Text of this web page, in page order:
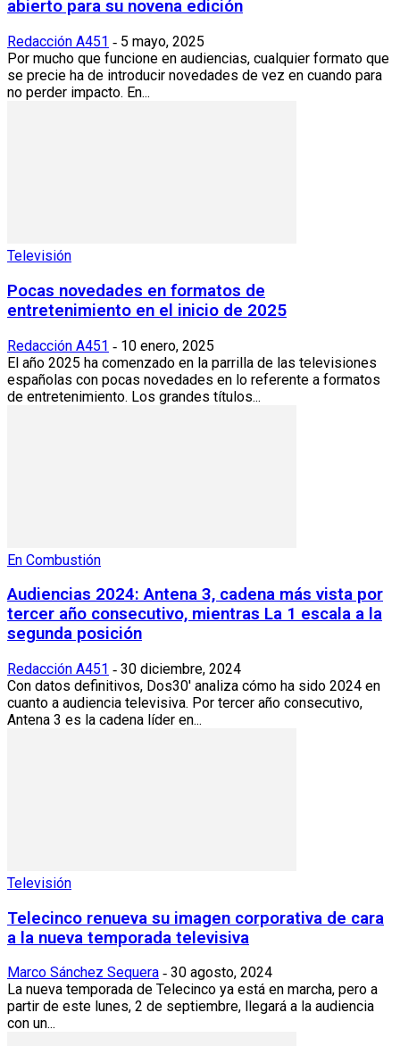
abierto para su novena edición
Redacción A451 - 5 mayo, 2025
Por mucho que funcione en audiencias, cualquier formato que
se precie ha de introducir novedades de vez en cuando para
no perder impacto. En...
Televisión
Pocas novedades en formatos de
entretenimiento en el inicio de 2025
Redacción A451 - 10 enero, 2025
El año 2025 ha comenzado en la parrilla de las televisiones
españolas con pocas novedades en lo referente a formatos
de entretenimiento. Los grandes títulos...
En Combustión
Audiencias 2024: Antena 3, cadena más vista por
tercer año consecutivo, mientras La 1 escala a la
segunda posición
Redacción A451 - 30 diciembre, 2024
Con datos definitivos, Dos30' analiza cómo ha sido 2024 en
cuanto a audiencia televisiva. Por tercer año consecutivo,
Antena 3 es la cadena líder en...
Televisión
Telecinco renueva su imagen corporativa de cara
a la nueva temporada televisiva
Marco Sánchez Sequera - 30 agosto, 2024
La nueva temporada de Telecinco ya está en marcha, pero a
partir de este lunes, 2 de septiembre, llegará a la audiencia
con un...